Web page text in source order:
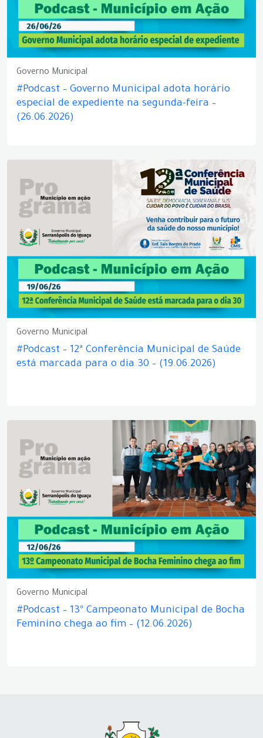
Governo Municipal
#Podcast – Governo Municipal adota horário
especial de expediente na segunda-feira –
(26.06.2026)
Governo Municipal
#Podcast – 12ª Conferência Municipal de Saúde
está marcada para o dia 30 – (19.06.2026)
Governo Municipal
#Podcast – 13º Campeonato Municipal de Bocha
Feminino chega ao fim – (12.06.2026)